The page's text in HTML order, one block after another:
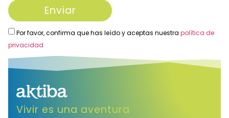
Vivir es una aventura
Por favor, confirma que has leído y aceptas nuestra política de
privacidad
Enviar
Alternative: